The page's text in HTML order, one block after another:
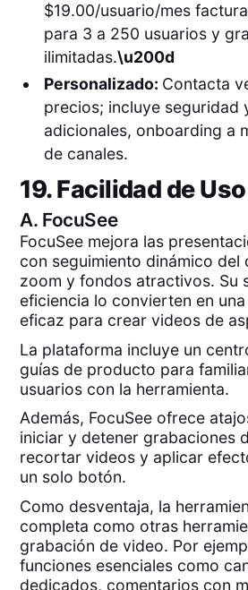
$19.00/usuario/mes
para 3 a 250 usuarios y
ilimitadas.\u200d
Personalizado: Contacta
precios; incluye seguridad
adicionales, onboarding a
de canales.
19. Facilidad de Uso
A. FocuSee
FocuSee mejora las
con seguimiento dinámico del
zoom y fondos atractivos. Su
eficiencia lo convierten en
eficaz para crear videos de
La plataforma incluye un
guías de producto para
usuarios con la herramienta.
Además, FocuSee ofrece
iniciar y detener grabaciones
recortar videos y aplicar
un solo botón.
Como desventaja, la
completa como otras
grabación de video. Por
funciones esenciales como
dedicados, comentarios con